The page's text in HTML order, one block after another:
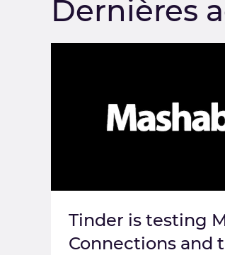
Dernières
Tinder is testing
Connections and